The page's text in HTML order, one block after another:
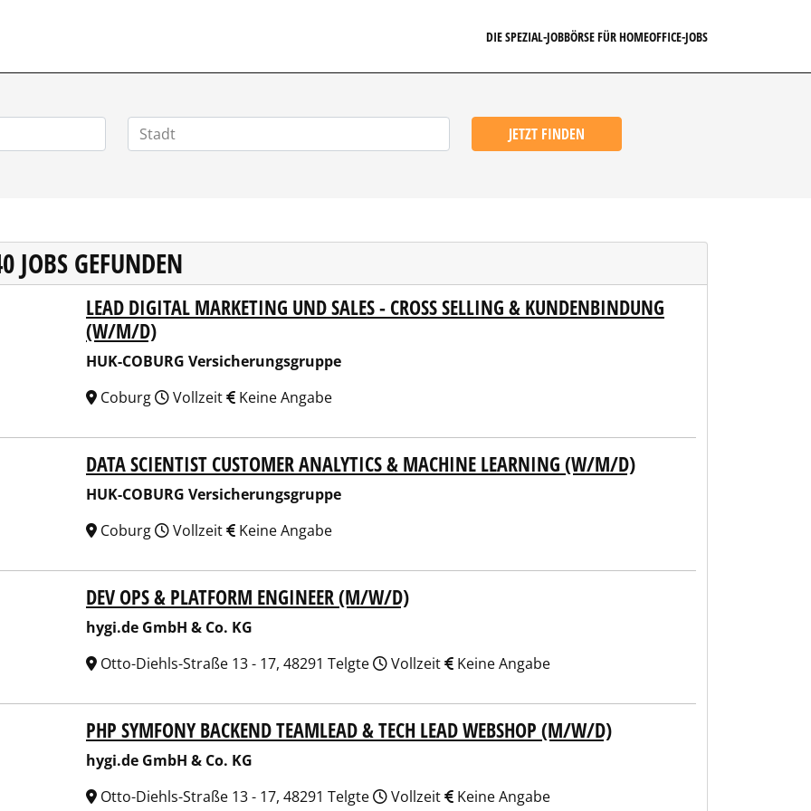
DIE SPEZIAL-JOBBÖRSE FÜR HOMEOFFICE-JOBS
JETZT FINDEN
JOBS GEFUNDEN
Versicherungsgruppe
LEAD DIGITAL MARKETING UND SALES - CROSS SELLING & KUNDENBINDUNG
(W/M/D)
HUK-COBURG Versicherungsgruppe
Coburg
Vollzeit Keine Angabe
Versicherungsgruppe
DATA SCIENTIST CUSTOMER ANALYTICS & MACHINE LEARNING (W/M/D)
HUK-COBURG Versicherungsgruppe
Coburg
Vollzeit Keine Angabe
GmbH & Co. KGDEV OPS & PLATFORM ENGINEER (M/W/D)
hygi.de GmbH & Co. KG
Otto-Diehls-Straße 13 - 17, 48291 Telgte
Vollzeit Keine Angabe
GmbH & Co. KGPHP SYMFONY BACKEND TEAMLEAD & TECH LEAD WEBSHOP (M/W/D)
hygi.de GmbH & Co. KG
Otto-Diehls-Straße 13 - 17, 48291 Telgte
Vollzeit Keine Angabe